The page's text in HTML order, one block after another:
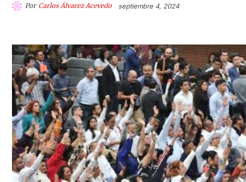
Por Carlos Álvarez Acevedo septiembre 4, 2024